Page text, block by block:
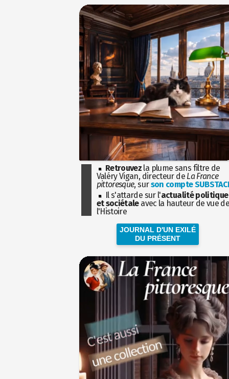
Retrouvez la plume sans filtre de
Valéry Vigan, directeur de La France
pittoresque, surson compte
Il s'attarde sur l'actualité politique
et sociétaleavec la hauteur de vue
l'Histoire
JOURNAL D'UN EXILÉ
DU PRÉSENT